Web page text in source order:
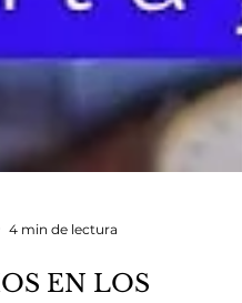
4 min de lectura